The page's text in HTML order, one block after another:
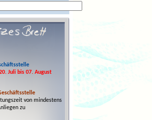
Juli bis 07. August
von mindestens
zu